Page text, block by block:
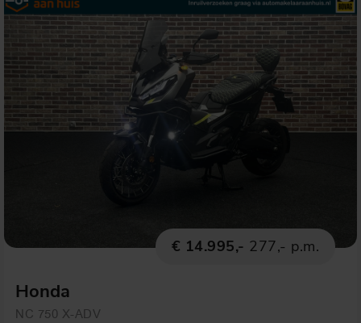
€ 14.995,- 277,- p.m.
Honda
NC 750 X-ADV